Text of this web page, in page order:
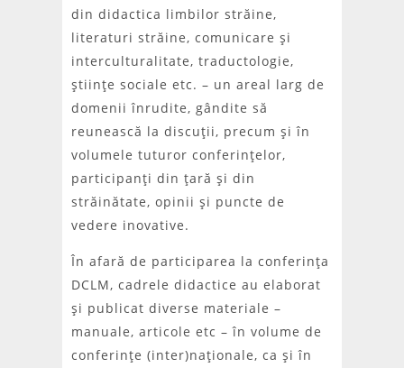
din didactica limbilor străine,
literaturi străine, comunicare şi
interculturalitate, traductologie,
ştiinţe sociale etc. – un areal larg de
domenii înrudite, gândite să
reunească la discuţii, precum şi în
volumele tuturor conferinţelor,
participanţi din ţară şi din
străinătate, opinii şi puncte de
vedere inovative.
În afară de participarea la conferinţa
DCLM, cadrele didactice au elaborat
şi publicat diverse materiale –
manuale, articole etc – în volume de
conferinţe (inter)naţionale, ca şi în